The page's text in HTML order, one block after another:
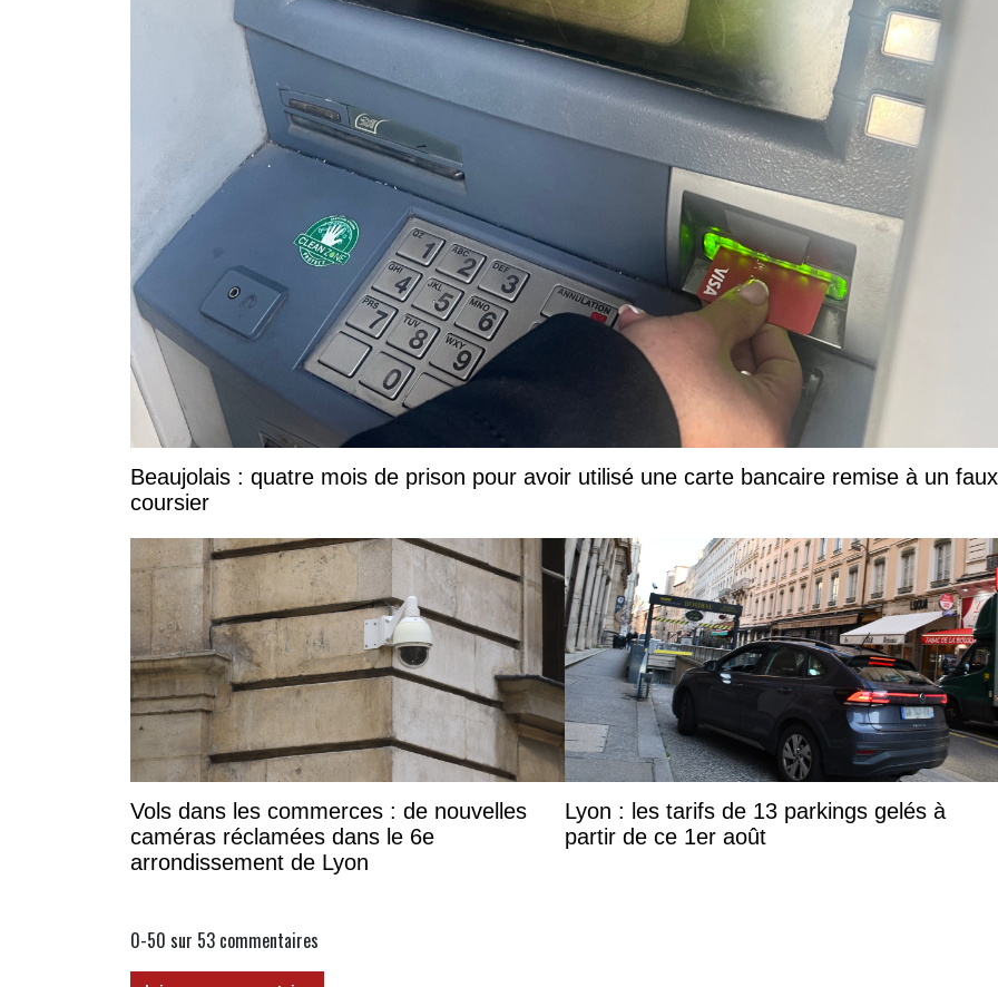
Beaujolais : quatre mois de prison pour avoir utilisé une carte bancaire remise à un faux
coursier
Vols dans les commerces : de nouvelles
caméras réclamées dans le 6e
arrondissement de Lyon
Lyon : les tarifs de 13 parkings gelés à
partir de ce 1er août
0-50 sur 53 commentaires